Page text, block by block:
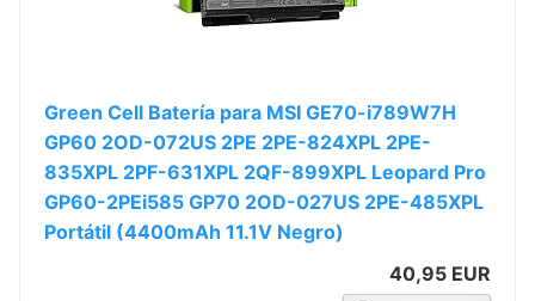
Green Cell Batería para MSI GE70-i789W7H
GP60 2OD-072US 2PE 2PE-824XPL 2PE-
835XPL 2PF-631XPL 2QF-899XPL Leopard Pro
GP60-2PEi585 GP70 2OD-027US 2PE-485XPL
Portátil (4400mAh 11.1V Negro)
40,95 EUR